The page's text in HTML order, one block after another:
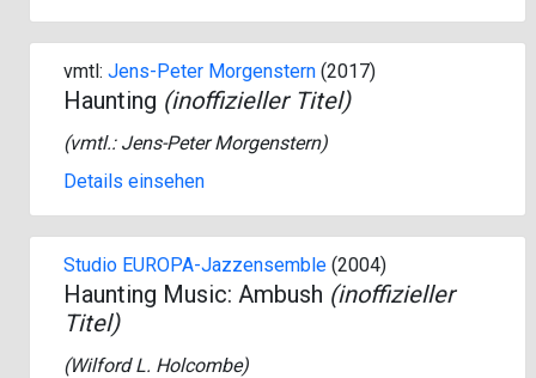
vmtl: Jens-Peter Morgenstern (2017)
Haunting (inoffizieller Titel)
(vmtl.: Jens-Peter Morgenstern)
Details einsehen
Studio EUROPA-Jazzensemble (2004)
Haunting Music: Ambush (inoffizieller
Titel)
(Wilford L. Holcombe)